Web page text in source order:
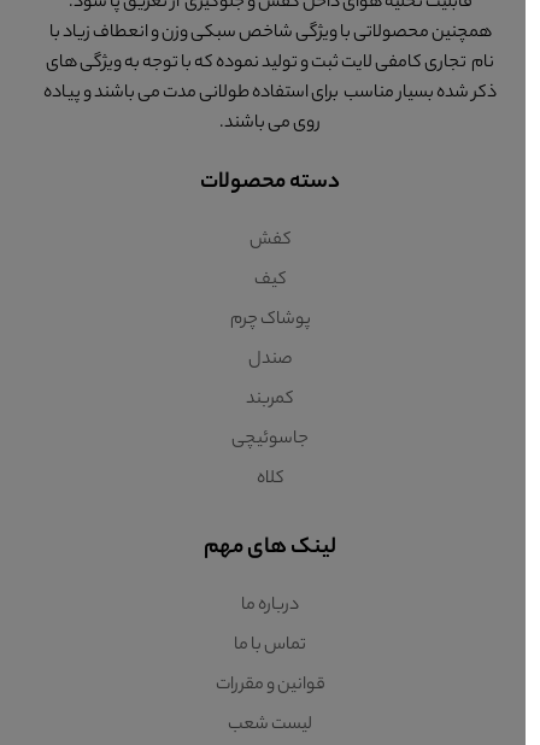
همچنین محصولاتی با ویژگی شاخص سبکی وزن و انعطاف زیاد با
نام تجاری کامفی لایت ثبت و تولید نموده که با توجه به ویژگی های
ذکر شده بسیار مناسب برای استفاده طولانی مدت می باشند و پیاده
روی می باشند.
دسته محصولات
کفش
کیف
پوشاک چرم
صندل
کمربند
جاسوئیچی
کلاه
لینک های مهم
درباره ما
تماس با ما
قوانین و مقررات
لیست شعب